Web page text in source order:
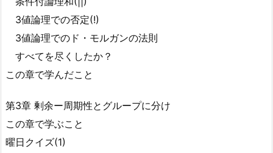
3値論理での否定(!)
3値論理でのド・モルガンの法則
すべてを尽くしたか？
この章で学んだこと
第3章 剰余ー周期性とグループに分け
この章で学ぶこと
曜日クイズ(1)